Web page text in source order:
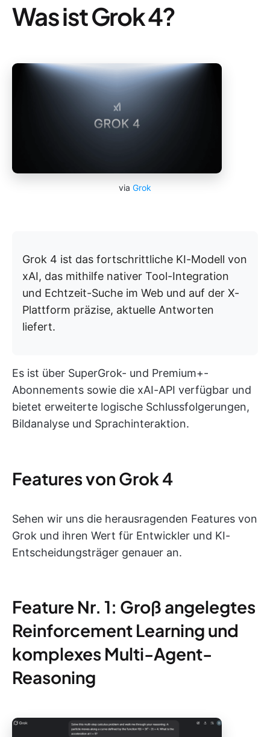
Was ist Grok 4?
via Grok
Grok 4 ist das fortschrittliche KI-Modell von
xAI, das mithilfe nativer Tool-Integration
und Echtzeit-Suche im Web und auf der X-
Plattform präzise, aktuelle Antworten
liefert.
Es ist über SuperGrok- und Premium+-
Abonnements sowie die xAI-API verfügbar und
bietet erweiterte logische Schlussfolgerungen,
Bildanalyse und Sprachinteraktion.
Features von Grok 4
Sehen wir uns die herausragenden Features von
Grok und ihren Wert für Entwickler und KI-
Entscheidungsträger genauer an.
Feature Nr. 1: Groß angelegtes
Reinforcement Learning und
komplexes Multi-Agent-
Reasoning